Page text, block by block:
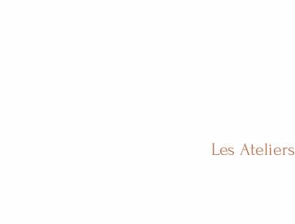
Les Ateliers